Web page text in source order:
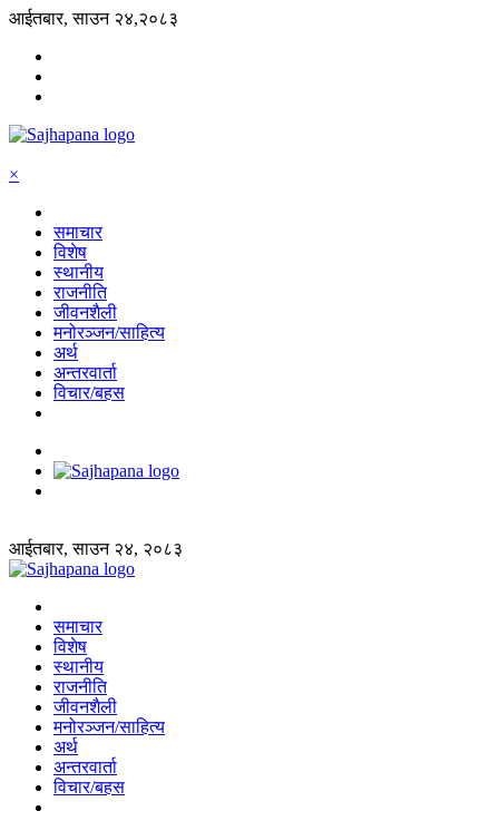
आईतबार, साउन २४,२०८३
×
समाचार
विशेष
स्थानीय
राजनीति
जीवनशैली
मनोरञ्जन/साहित्य
अर्थ
अन्तरवार्ता
विचार/बहस
आईतबार, साउन २४, २०८३
समाचार
विशेष
स्थानीय
राजनीति
जीवनशैली
मनोरञ्जन/साहित्य
अर्थ
अन्तरवार्ता
विचार/बहस